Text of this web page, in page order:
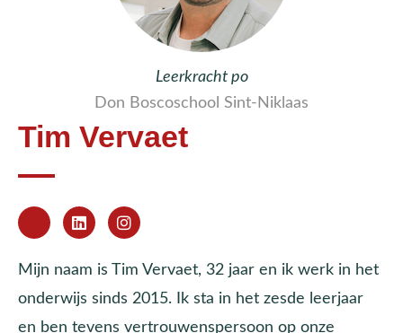
Leerkracht po
Don Boscoschool Sint-Niklaas
Tim Vervaet
Mijn naam is Tim Vervaet, 32 jaar en ik werk in het
onderwijs sinds 2015. Ik sta in het zesde leerjaar
en ben tevens vertrouwenspersoon op onze